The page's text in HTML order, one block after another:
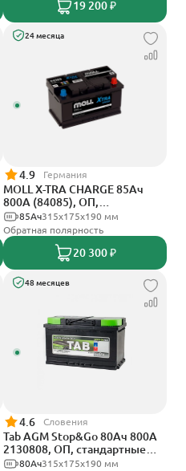
19 200 ₽
24 месяца
4.9 Германия
MOLL X-TRA CHARGE 85Ач
800А (84085), ОП,
стандартные клеммы
315x175x190 мм
85Ач
Обратная полярность
20 300 ₽
48 месяцев
4.6 Словения
Tab AGM Stop&Go 80Ач 800А
2130808, ОП, стандартные
клеммы315x175x190 мм
80Ач